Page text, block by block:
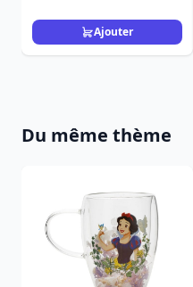
Ajouter
Du même thème